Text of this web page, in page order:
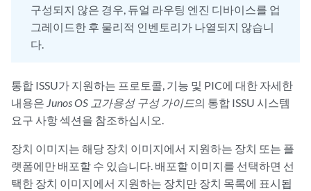
구성되지 않은 경우, 듀얼 라우팅 엔진 디바이스를 업
그레이드한 후 물리적 인벤토리가 나열되지 않습니
다.
통합 ISSU가 지원하는 프로토콜, 기능 및 PIC에 대한 자세한
내용은 Junos OS 고가용성 구성 가이드의 통합 ISSU 시스템
요구 사항 섹션을 참조하십시오.
장치 이미지는 해당 장치 이미지에서 지원하는 장치 또는 플
랫폼에만 배포할 수 있습니다. 배포할 이미지를 선택하면 선
택한 장치 이미지에서 지원하는 장치만 장치 목록에 표시됩